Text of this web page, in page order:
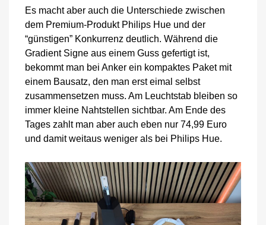
Es macht aber auch die Unterschiede zwischen
dem Premium-Produkt Philips Hue und der
“günstigen” Konkurrenz deutlich. Während die
Gradient Signe aus einem Guss gefertigt ist,
bekommt man bei Anker ein kompaktes Paket mit
einem Bausatz, den man erst eimal selbst
zusammensetzen muss. Am Leuchtstab bleiben so
immer kleine Nahtstellen sichtbar. Am Ende des
Tages zahlt man aber auch eben nur 74,99 Euro
und damit weitaus weniger als bei Philips Hue.